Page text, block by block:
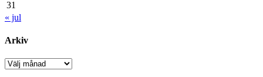
31
« jul
Arkiv
Arkiv